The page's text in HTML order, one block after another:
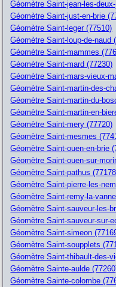
Géomètre Saint-jean-les-
Géomètre Saint-just-en-brie
Géomètre Saint-leger (77510)
Géomètre Saint-loup-de-naud
Géomètre Saint-mammes
Géomètre Saint-mard (77230)
Géomètre Saint-mars-vieux-
Géomètre Saint-martin-des-
Géomètre Saint-martin-du-
Géomètre Saint-martin-en-
Géomètre Saint-mery (77720)
Géomètre Saint-mesmes
Géomètre Saint-ouen-en-brie
Géomètre Saint-ouen-sur-
Géomètre Saint-pathus
Géomètre Saint-pierre-les-
Géomètre Saint-remy-la-
Géomètre Saint-sauveur-les-
Géomètre Saint-sauveur-sur-
Géomètre Saint-simeon
Géomètre Saint-soupplets
Géomètre Saint-thibault-des-
Géomètre Sainte-aulde
Géomètre Sainte-colombe